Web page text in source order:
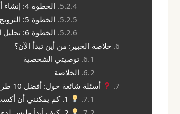
الخطوة 4: إنشاء أول محتوى أو خدمة بجودة عالية
الخطوة 5: الترويج عبر السوشيال ميديا وSEO
الخطوة 6: تحليل النتائج وتحسين الاستراتيجية
خلاصة الخبير: من أين تبدأ الآن؟
توصيتي الشخصية
الخلاصة
أسئلة شائعة حول: أفضل 10 طرق